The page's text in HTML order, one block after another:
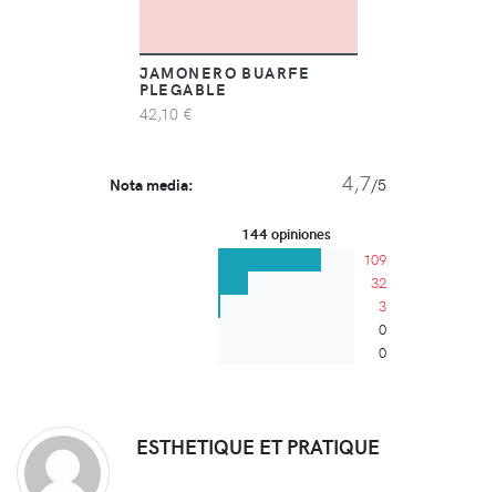
JAMONERO BUARFE
PLEGABLE
42,10 €
Nota media: 4,7/5
144 opiniones
109
32
3
0
0
ESTHETIQUE ET PRATIQUE